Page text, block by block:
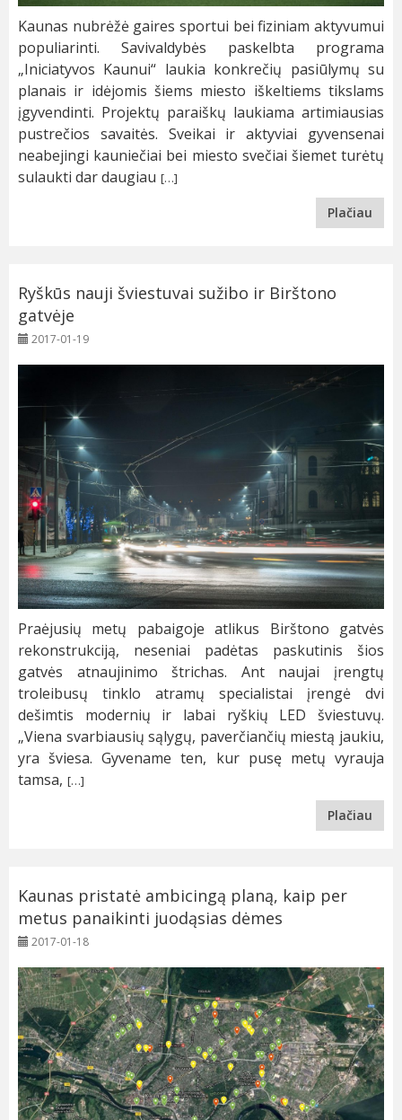
Kaunas nubrėžė gaires sportui bei fiziniam aktyvumui
populiarinti. Savivaldybės paskelbta programa
„Iniciatyvos Kaunui“ laukia konkrečių pasiūlymų su
planais ir idėjomis šiems miesto iškeltiems tikslams
įgyvendinti. Projektų paraiškų laukiama artimiausias
pustrečios savaitės. Sveikai ir aktyviai gyvensenai
neabejingi kauniečiai bei miesto svečiai šiemet turėtų
sulaukti dar daugiau […]
Plačiau
Ryškūs nauji šviestuvai sužibo ir Birštono
gatvėje
2017-01-19
Praėjusių metų pabaigoje atlikus Birštono gatvės
rekonstrukciją, neseniai padėtas paskutinis šios
gatvės atnaujinimo štrichas. Ant naujai įrengtų
troleibusų tinklo atramų specialistai įrengė dvi
dešimtis modernių ir labai ryškių LED šviestuvų.
„Viena svarbiausių sąlygų, paverčiančių miestą jaukiu,
yra šviesa. Gyvename ten, kur pusę metų vyrauja
tamsa, […]
Plačiau
Kaunas pristatė ambicingą planą, kaip per
metus panaikinti juodąsias dėmes
2017-01-18